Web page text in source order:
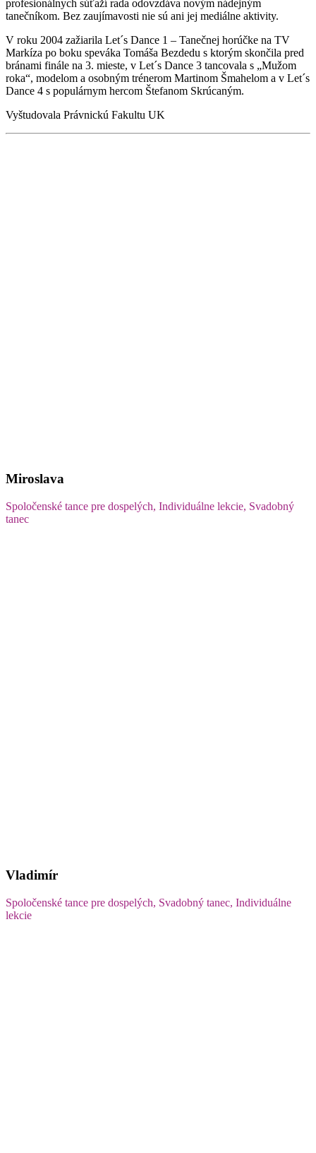
profesionálnych súťaží rada odovzdáva novým nádejným
tanečníkom. Bez zaujímavosti nie sú ani jej mediálne aktivity.
V roku 2004 zažiarila Let´s Dance 1 – Tanečnej horúčke na TV
Markíza po boku speváka Tomáša Bezdedu s ktorým skončila pred
bránami finále na 3. mieste, v Let´s Dance 3 tancovala s „Mužom
roka“, modelom a osobným trénerom Martinom Šmahelom a v Let´s
Dance 4 s populárnym hercom Štefanom Skrúcaným.
Vyštudovala Právnickú Fakultu UK
Miroslava
Spoločenské tance pre dospelých, Individuálne lekcie, Svadobný
tanec
Vladimír
Spoločenské tance pre dospelých, Svadobný tanec, Individuálne
lekcie